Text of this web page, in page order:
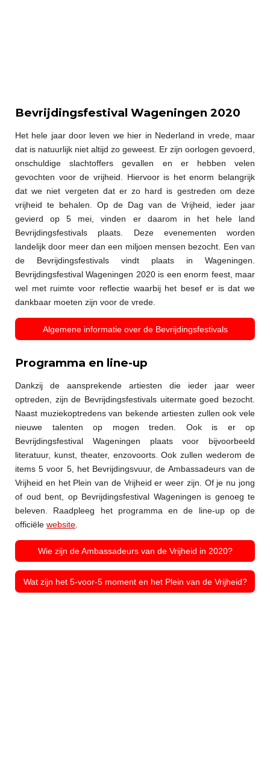
Bevrijdingsfestival Wageningen 2020
Het hele jaar door leven we hier in Nederland in vrede, maar
dat is natuurlijk niet altijd zo geweest. Er zijn oorlogen gevoerd,
onschuldige slachtoffers gevallen en er hebben velen
gevochten voor de vrijheid. Hiervoor is het enorm belangrijk
dat we niet vergeten dat er zo hard is gestreden om deze
vrijheid te behalen. Op de Dag van de Vrijheid, ieder jaar
gevierd op 5 mei, vinden er daarom in het hele land
Bevrijdingsfestivals plaats. Deze evenementen worden
landelijk door meer dan een miljoen mensen bezocht. Een van
de Bevrijdingsfestivals vindt plaats in Wageningen.
Bevrijdingsfestival Wageningen 2020 is een enorm feest, maar
wel met ruimte voor reflectie waarbij het besef er is dat we
dankbaar moeten zijn voor de vrede.
Algemene informatie over de Bevrijdingsfestivals
Programma en line-up
Dankzij de aansprekende artiesten die ieder jaar weer
optreden, zijn de Bevrijdingsfestivals uitermate goed bezocht.
Naast muziekoptredens van bekende artiesten zullen ook vele
nieuwe talenten op mogen treden. Ook is er op
Bevrijdingsfestival Wageningen plaats voor bijvoorbeeld
literatuur, kunst, theater, enzovoorts. Ook zullen wederom de
items 5 voor 5, het Bevrijdingsvuur, de Ambassadeurs van de
Vrijheid en het Plein van de Vrijheid er weer zijn. Of je nu jong
of oud bent, op Bevrijdingsfestival Wageningen is genoeg te
beleven. Raadpleeg het programma en de line-up op de
officiële website
Wie zijn de Ambassadeurs van de Vrijheid in 2020?
Wat zijn het 5-voor-5 moment en het Plein van de Vrijheid?